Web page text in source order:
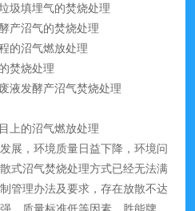
圾填埋气的焚烧处理
产沼气的焚烧处理
的沼气燃放处理
焚烧处理
液发酵产沼气焚烧处理
上的沼气燃放处理
展，环境质量日益下降，环境问
式沼气焚烧处理方式已经无法满
管理办法及要求，存在放散不达